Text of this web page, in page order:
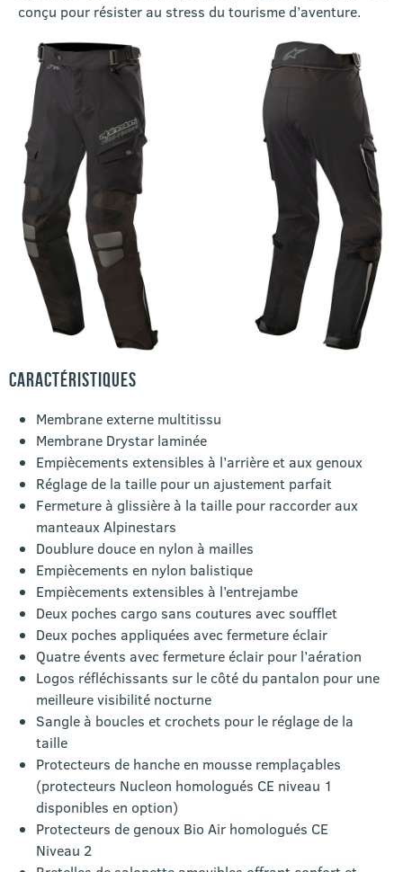
conçu pour résister au stress du tourisme d’aventure.
CARACTÉRISTIQUES
Membrane externe multitissu
Membrane Drystar laminée
Empiècements extensibles à l’arrière et aux genoux
Réglage de la taille pour un ajustement parfait
Fermeture à glissière à la taille pour raccorder aux
manteaux Alpinestars
Doublure douce en nylon à mailles
Empiècements en nylon balistique
Empiècements extensibles à l’entrejambe
Deux poches cargo sans coutures avec soufflet
Deux poches appliquées avec fermeture éclair
Quatre évents avec fermeture éclair pour l’aération
Logos réfléchissants sur le côté du pantalon pour une
meilleure visibilité nocturne
Sangle à boucles et crochets pour le réglage de la
taille
Protecteurs de hanche en mousse remplaçables
(protecteurs Nucleon homologués CE niveau 1
disponibles en option)
Protecteurs de genoux Bio Air homologués CE
Niveau 2